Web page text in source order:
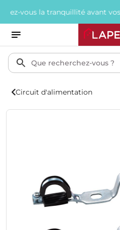
la tranquillité avant vos
Circuit d'alimentation